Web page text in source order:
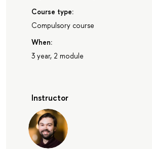
Course type:
Compulsory course
When:
3 year, 2 module
Instructor